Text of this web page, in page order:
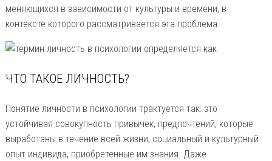
меняющихся в зависимости от культуры и времени, в
контексте которого рассматривается эта проблема.
ЧТО ТАКОЕ ЛИЧНОСТЬ?
Понятие личности в психологии трактуется так: это
устойчивая совокупность привычек, предпочтений, которые
выработаны в течение всей жизни, социальный и культурный
опыт индивида, приобретенные им знания. Даже